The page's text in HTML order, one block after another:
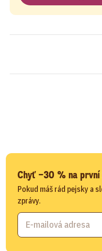
Chyť −30 % na
Pokud máš rád pejsky a
zprávy.